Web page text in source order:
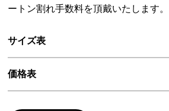
ートン割れ手数料を頂戴いたします。
サイズ表
価格表